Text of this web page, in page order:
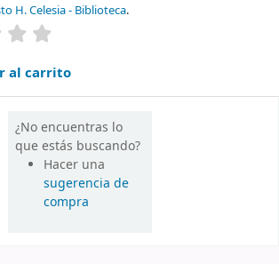
H. Celesia - Biblioteca.
al carrito
¿No encuentras lo
que estás buscando?
Hacer una
sugerencia de
compra